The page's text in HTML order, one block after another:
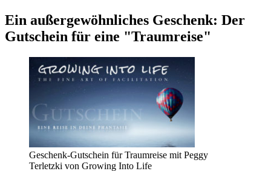
Ein außer­ge­wöhn­li­ches Geschenk: Der
Gut­schein für eine "Traum­rei­se"
Geschenk-Gutschein für Traumreise mit Peggy
Terletzki von Growing Into Life